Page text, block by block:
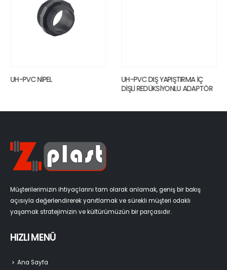
UH-PVC NİPEL
UH-PVC DIŞ YAPIŞTIRMA İÇ
DİŞLİ REDÜKSİYONLU ADAPTÖR
Müşterilerimizin ihtiyaçlarını tam olarak anlamak, geniş bir bakış
açısıyla değerlendirerek yanıtlamak ve sürekli müşteri odaklı
yaşamak stratejimizin ve kültürümüzün bir parçasıdır.
HIZLI MENÜ
Ana Sayfa